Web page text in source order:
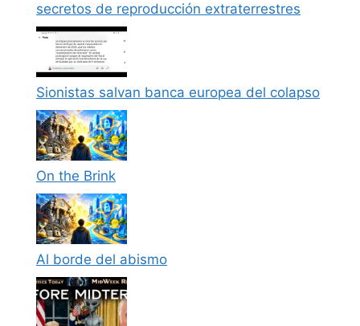
secretos de reproducción extraterrestres
Sionistas salvan banca europea del colapso
On the Brink
Al borde del abismo